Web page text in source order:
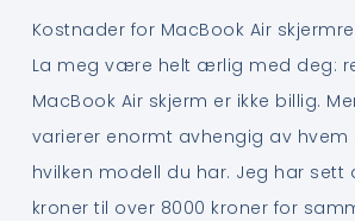
Kostnader for MacBook Air
La meg være helt ærlig med deg:
MacBook Air skjerm er ikke billig.
varierer enormt avhengig av hvem
hvilken modell du har. Jeg har sett
kroner til over 8000 kroner for